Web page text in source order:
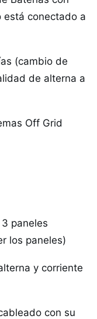
está conectado a
(cambio de
de alterna a
Off Grid
paneles
los paneles)
y corriente
con su